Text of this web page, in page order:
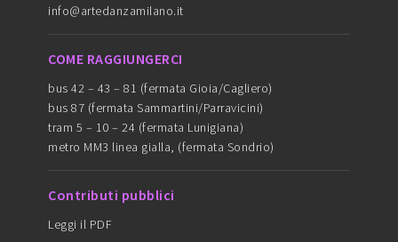
info@artedanzamilano.it
COME RAGGIUNGERCI
bus 42 – 43 – 81 (fermata Gioia/Cagliero)
bus 87 (fermata Sammartini/Parravicini)
tram 5 – 10 – 24 (fermata Lunigiana)
metro MM3 linea gialla, (fermata Sondrio)
Contributi pubblici
Leggi il PDF